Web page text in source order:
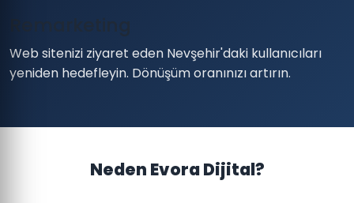
Web sitenizi ziyaret eden Nevşehir'daki kullanıcıları
yeniden hedefleyin. Dönüşüm oranınızı artırın.
Neden Evora Dijital?